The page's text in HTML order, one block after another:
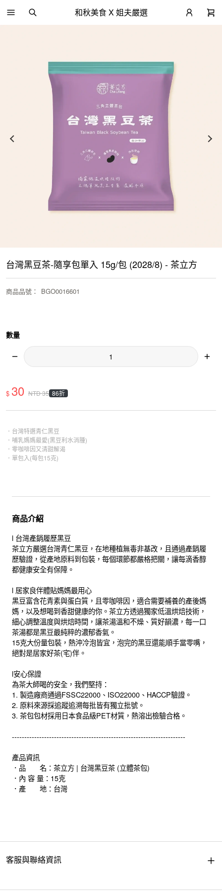
和秋美食 X 姐夫嚴選
台灣黑豆茶-隨享包單入 15g/包 (2028/8) - 茶立方
商品品號 ： BGO0016601
數量
$ 30 NTD35 86折
．台灣特選青仁黑豆
．哺乳媽媽最愛(黑豆利水消腫)
．零咖啡因又清甜解渴
．單包入(每包15克)
商品介紹
l 台灣產銷履歷黑豆
茶立方嚴選台灣青仁黑豆，在地種植無毒非基改，且通過產銷履
歷驗證，從產地原料到包裝，每個環節都嚴格把關，讓每滴香醇
都健康安全有保障。
l 居家良伴體貼媽媽最用心
黑豆富含花青素與蛋白質，且零咖啡因，適合需要補養的產後媽
媽，以及想喝到香甜健康的你。茶立方透過獨家低溫烘焙技術，
細心調整溫度與烘焙時間，讓茶湯溫和不燥、質好韻濃，每一口
茶湯都是黑豆最純粹的濃郁香氣。
15克大份量包裝，熱沖冷泡皆宜，泡完的黑豆還能順手當零嘴，
絕對是居家好茶(宅)伴。
l安心保證
為茶大師喝的安全，我們堅持：
1. 製造廠商通過FSSC22000、ISO22000、HACCP驗證。
2. 原料來源採追蹤追溯每批皆有獨立批號。
3. 茶包包材採用日本食品級PET材質，熱溶出檢驗合格。
----------------------------------------------------------------------
產品資訊
．品 名：茶立方 | 台灣黑豆茶 (立體茶包)
．內 容 量：15克
．產 地：台灣
客服與聯絡資訊